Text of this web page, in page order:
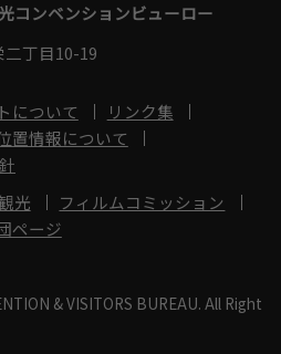
コンベンションビューロー
二丁目10-19
について
リンク集
置情報について
光
フィルムコミッション
ページ
& VISITORS BUREAU. All Right